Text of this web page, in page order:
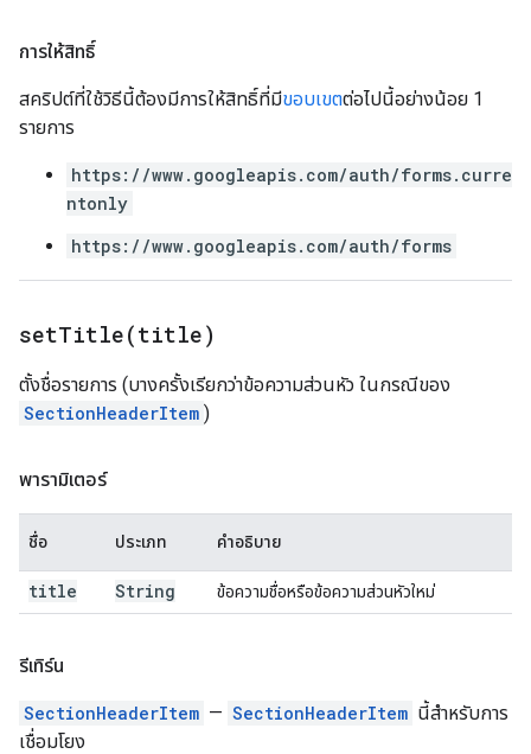
การให้สิทธิ์
สคริปต์ที่ใช้วิธีนี้ต้องมีการให้สิทธิ์ที่มีขอบเขตต่อไปนี้อย่างน้อย 1
รายการ
https://www.googleapis.com/auth/forms.curre
ntonly
https://www.googleapis.com/auth/forms
setTitle(title)
ตั้งชื่อรายการ (บางครั้งเรียกว่าข้อความส่วนหัว ในกรณีของ
SectionHeaderItem )
พารามิเตอร์
ชื่อ ประเภท คำอธิบาย
title String ข้อความชื่อหรือข้อความส่วนหัวใหม่
รีเทิร์น
SectionHeaderItem — SectionHeaderItem นี้สำหรับการ
เชื่อมโยง